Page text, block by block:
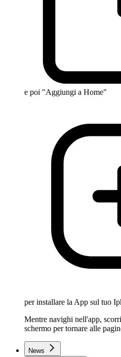
e poi "Aggiungi a Home"
per installare la App sul tuo
Mentre navighi nell'app,
schermo per tornare alle
News